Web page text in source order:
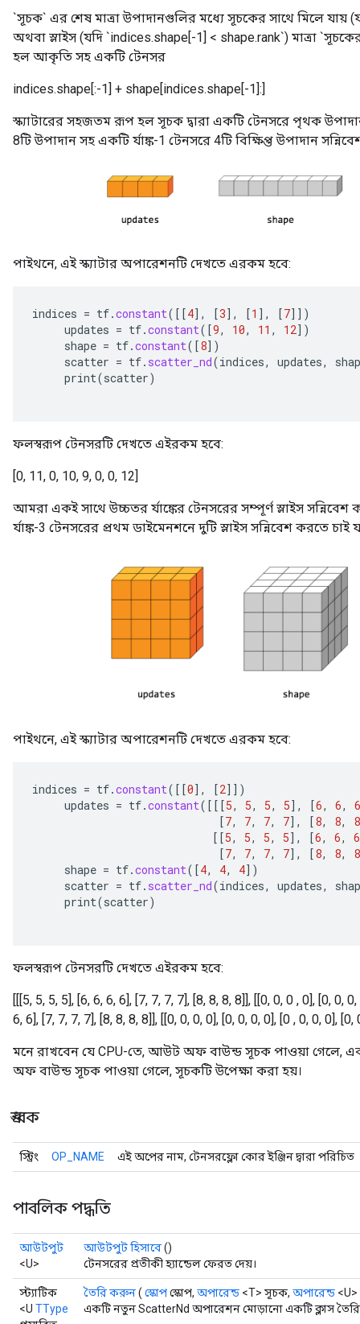
`সূচক` এর শেষ মাত্রা উপাদানগুলির মধ্যে সূচকের সাথে মিলে যায়
অথবা স্লাইস (যদি `indices.shape[-1] < shape.rank`) মাত্রা
হল আকৃতি সহ একটি টেনসর
indices.shape[:-1] + shape[indices.shape[-1]:]
স্ক্যাটারের সহজতম রূপ হল সূচক দ্বারা একটি টেনসরে পৃথক
8টি উপাদান সহ একটি র্যাঙ্ক-1 টেনসরে 4টি বিক্ষিপ্ত উপাদান
পাইথনে, এই স্ক্যাটার অপারেশনটি দেখতে এরকম হবে:
indices = tf.constant( [[4] , [3] , [1 ] , [7]] )
updates = tf.constant( [9, 10, 11 , 12] )
shape = tf.constant( [8] )
scatter = tf. scatter_nd(indices, updates,
print(scatter)
ফলস্বরূপ টেনসরটি দেখতে এইরকম হবে:
[0, 11, 0, 10, 9, 0, 0, 12]
আমরা একই সাথে উচ্চতর র্যাঙ্কের টেনসরের সম্পূর্ণ স্লাইস
র্যাঙ্ক-3 টেনসরের প্রথম ডাইমেনশনে দুটি স্লাইস সন্নিবেশ করতে চাই
পাইথনে, এই স্ক্যাটার অপারেশনটি দেখতে এরকম হবে:
indices = tf.constant( [[0] , [2]] )
updates = tf.constant( [[[5, 5, 5, 5] , [6, 6,
6
[7, 7, 7, 7] , [8, 8,
8
[[5, 5, 5, 5] , [6, 6,
6
[7, 7, 7, 7] , [8, 8,
8
shape = tf.constant( [4, 4, 4] )
scatter = tf. scatter_nd(indices, updates,
print(scatter)
ফলস্বরূপ টেনসরটি দেখতে এইরকম হবে:
[[[5, 5, 5, 5], [6, 6, 6, 6], [7, 7, 7, 7], [8, 8, 8, 8]], [[0, 0, 0 , 0], [0, 0,
6, 6], [7, 7, 7, 7], [8, 8, 8, 8]], [[0, 0, 0, 0], [0, 0, 0, 0], [0 , 0, 0, 0], [0,
মনে রাখবেন যে CPU-তে, আউট অফ বাউন্ড সূচক পাওয়া গেলে,
অফ বাউন্ড সূচক পাওয়া গেলে, সূচকটি উপেক্ষা করা হয়।
ধ্রুবক
স্ট্রিং OP_NAME এই অপের নাম, টেনসরফ্লো কোর ইঞ্জিন দ্বারা পরিচিত
পাবলিক পদ্ধতি
আউটপুট
<U>
আউটপুট হিসাবে()
টেনসরের প্রতীকী হ্যান্ডেল ফেরত দেয়।
স্ট্যাটিক
<U TType
তৈরি করুন( স্কোপস্কোপ, অপারেন্ড <T> সূচক, অপারেন্ড
একটি নতুন ScatterNd অপারেশন মোড়ানো একটি ক্লাস তৈরি